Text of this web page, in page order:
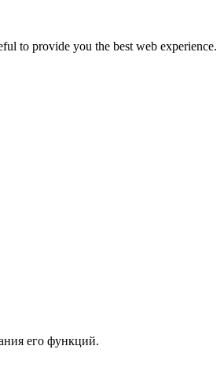
to provide you the best web experience.
его функций.